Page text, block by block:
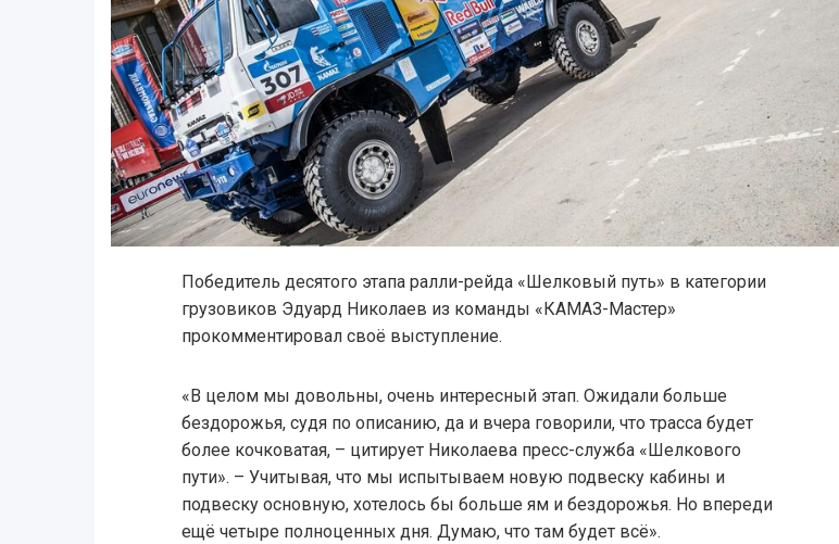
Победитель десятого этапа ралли-рейда «Шелковый путь» в категории
грузовиков Эдуард Николаев из команды «КАМАЗ-Мастер»
прокомментировал своё выступление.
«В целом мы довольны, очень интересный этап. Ожидали больше
бездорожья, судя по описанию, да и вчера говорили, что трасса будет
более кочковатая, – цитирует Николаева пресс-служба «Шелкового
пути». – Учитывая, что мы испытываем новую подвеску кабины и
подвеску основную, хотелось бы больше ям и бездорожья. Но впереди
ещё четыре полноценных дня. Думаю, что там будет всё».